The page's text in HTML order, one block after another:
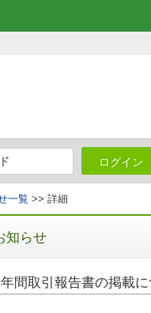
ログイン
一覧 >> 詳細
知らせ
年間取引報告書の掲載